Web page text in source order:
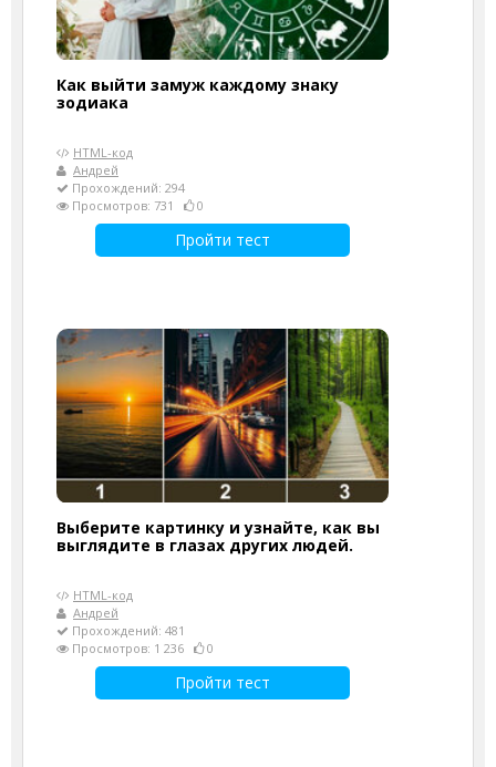
Как выйти замуж каждому знаку
зодиака
HTML-код
Андрей
Прохождений: 294
Просмотров: 731
0
Пройти тест
Выберите картинку и узнайте, как вы
выглядите в глазах других людей.
HTML-код
Андрей
Прохождений: 481
Просмотров: 1 236
0
Пройти тест